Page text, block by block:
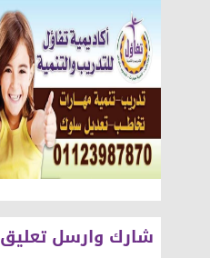
شارك وارسل تعليق